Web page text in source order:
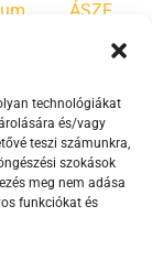
technológiákat
és/vagy
teszi számunkra,
szokások
meg nem adása
funkciókat és
ÁSZF